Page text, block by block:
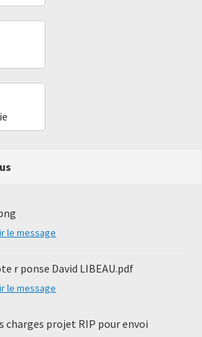
le message
r ponse David LIBEAU.pdf
le message
charges projet RIP pour envoi